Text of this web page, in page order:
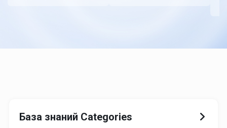
База знаний Categories